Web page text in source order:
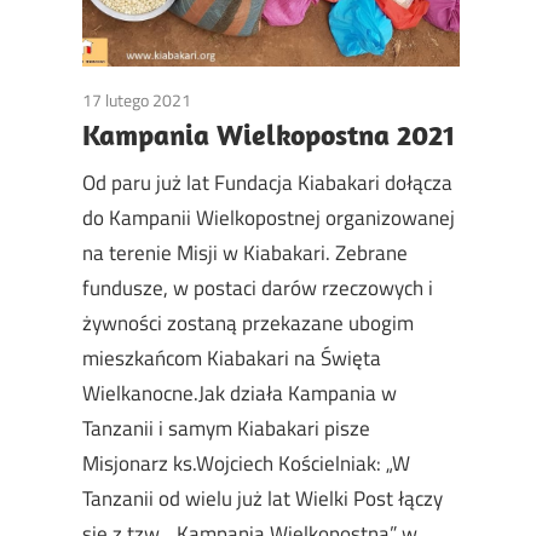
17 lutego 2021
Kampania Wielkopostna 2021
Od paru już lat Fundacja Kiabakari dołącza
do Kampanii Wielkopostnej organizowanej
na terenie Misji w Kiabakari. Zebrane
fundusze, w postaci darów rzeczowych i
żywności zostaną przekazane ubogim
mieszkańcom Kiabakari na Święta
Wielkanocne.Jak działa Kampania w
Tanzanii i samym Kiabakari pisze
Misjonarz ks.Wojciech Kościelniak: „W
Tanzanii od wielu już lat Wielki Post łączy